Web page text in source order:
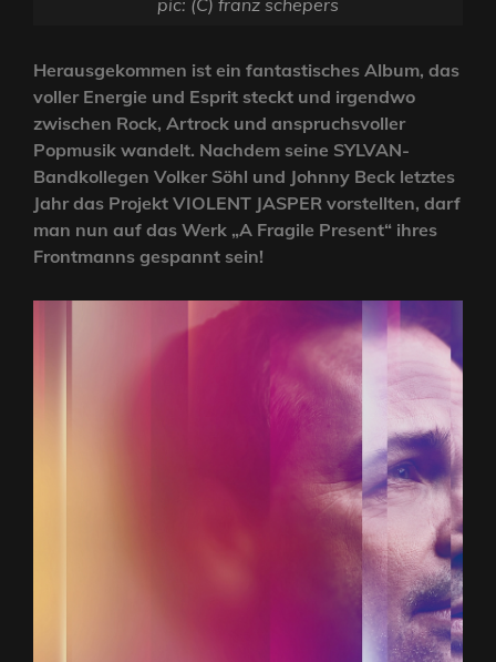
pic: (C) franz schepers
Herausgekommen ist ein fantastisches Album, das
voller Energie und Esprit steckt und irgendwo
zwischen Rock, Artrock und anspruchsvoller
Popmusik wandelt. Nachdem seine SYLVAN-
Bandkollegen Volker Söhl und Johnny Beck letztes
Jahr das Projekt VIOLENT JASPER vorstellten, darf
man nun auf das Werk „A Fragile Present“ ihres
Frontmanns gespannt sein!